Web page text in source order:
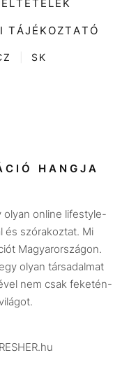
TÁJÉKOZTATÓ
SK
HANGJA
olyan online lifestyle-
és szórakoztat. Mi
Magyarországon.
olyan társadalmat
nem csak feketén-